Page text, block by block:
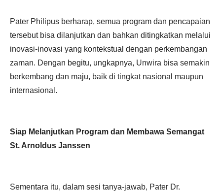
Pater Philipus berharap, semua program dan pencapaian
tersebut bisa dilanjutkan dan bahkan ditingkatkan melalui
inovasi-inovasi yang kontekstual dengan perkembangan
zaman. Dengan begitu, ungkapnya, Unwira bisa semakin
berkembang dan maju, baik di tingkat nasional maupun
internasional.
Siap Melanjutkan Program dan Membawa Semangat
St. Arnoldus Janssen
Sementara itu, dalam sesi tanya-jawab, Pater Dr.